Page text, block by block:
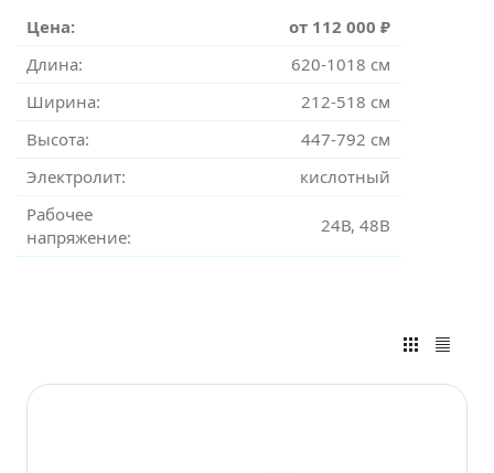
Цена:
от 112 000 ₽
Длина:
620-1018 см
Ширина:
212-518 см
Высота:
447-792 см
Электролит:
кислотный
Рабочее
напряжение:
24В, 48В